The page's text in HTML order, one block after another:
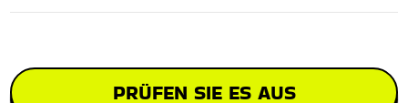
PRÜFEN SIE ES AUS